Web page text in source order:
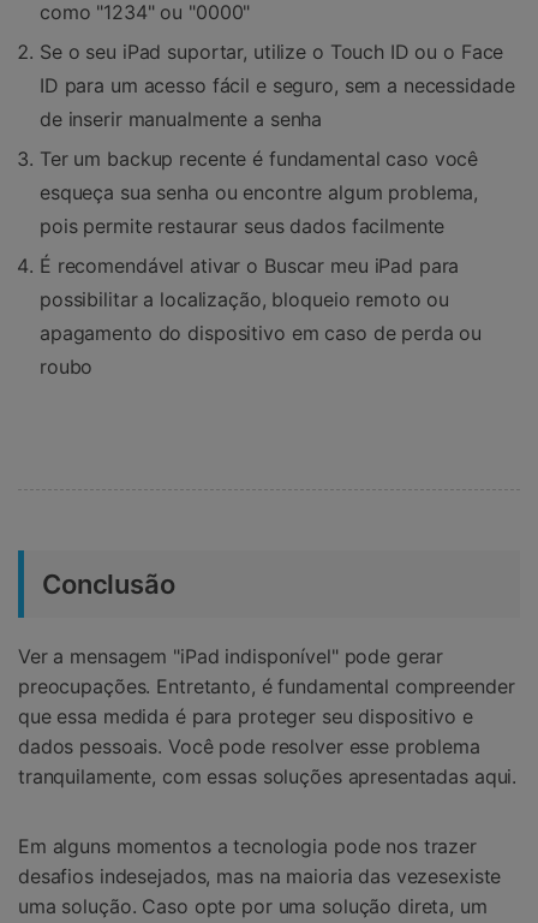
como "1234" ou "0000"
Se o seu iPad suportar, utilize o Touch ID ou o Face
ID para um acesso fácil e seguro, sem a necessidade
de inserir manualmente a senha
Ter um backup recente é fundamental caso você
esqueça sua senha ou encontre algum problema,
pois permite restaurar seus dados facilmente
É recomendável ativar o Buscar meu iPad para
possibilitar a localização, bloqueio remoto ou
apagamento do dispositivo em caso de perda ou
roubo
Conclusão
Ver a mensagem "iPad indisponível" pode gerar
preocupações. Entretanto, é fundamental compreender
que essa medida é para proteger seu dispositivo e
dados pessoais. Você pode resolver esse problema
tranquilamente, com essas soluções apresentadas aqui.
Em alguns momentos a tecnologia pode nos trazer
desafios indesejados, mas na maioria das vezesexiste
uma solução. Caso opte por uma solução direta, um